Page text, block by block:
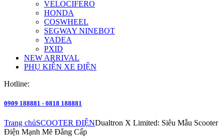
VELOCIFERO
HONDA
COSWHEEL
SEGWAY NINEBOT
YADEA
PXID
NEW ARRIVAL
PHỤ KIỆN XE ĐIỆN
Hotline:
0909 188881 - 0818 188881
Trang chủSCOOTER ĐIỆNDualtron X Limited: Siêu Mẫu Scooter
Điện Mạnh Mẽ Đẳng Cấp